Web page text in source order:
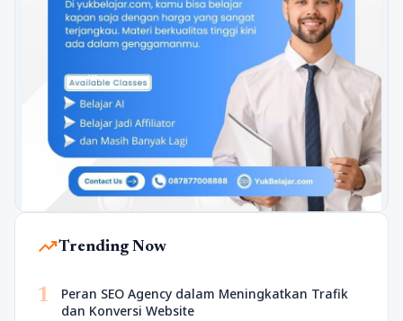
trending_upTrending Now
1
Peran SEO Agency dalam Meningkatkan Trafik
dan Konversi Website